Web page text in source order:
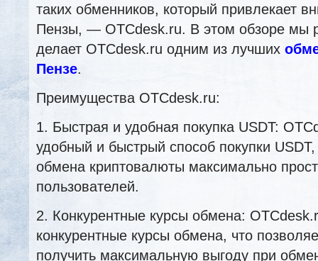
таких обменников, который привлекает
Пензы, — OTCdesk.ru. В этом обзоре мы
делает OTCdesk.ru одним из лучших
Пензе.
Преимущества OTCdesk.ru:
1. Быстрая и удобная покупка USDT:
удобный и быстрый способ покупки
обмена криптовалюты максимально
пользователей.
2. Конкурентные курсы обмена:
конкурентные курсы обмена, что
получить максимальную выгоду при